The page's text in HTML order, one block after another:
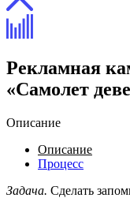
Рекламная
«Самолет
Описание
Описание
Процесс
Задача. Сделать